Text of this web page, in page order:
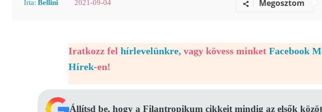
Írta: Bellini 2021-09-04 Megosztom
Iratkozz fel hírlevelünkre, vagy kövess minket Facebook
Hírek-en!
Állítsd be, hogy a Filantropikum cikkeit mindig az elsők